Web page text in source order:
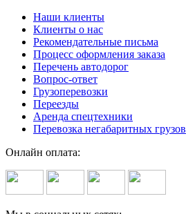
Наши клиенты
Клиенты о нас
Рекомендательные письма
Процесс оформления заказа
Перечень автодорог
Вопрос-ответ
Грузоперевозки
Переезды
Аренда спецтехники
Перевозка негабаритных грузов
Онлайн оплата: